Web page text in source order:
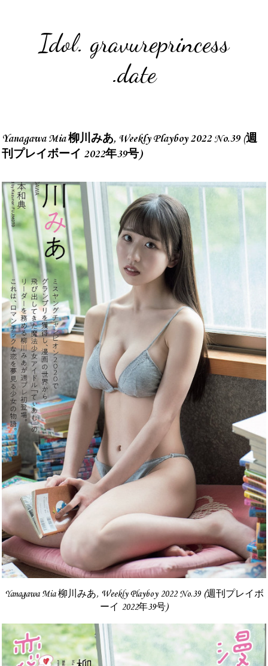
Idol. gravureprincess
.date
Yanagawa Mia 柳川みあ, Weekly Playboy 2022 No.39 (週
刊プレイボーイ 2022年39号)
Yanagawa Mia 柳川みあ, Weekly Playboy 2022 No.39 (週刊プレイボ
ーイ 2022年39号)